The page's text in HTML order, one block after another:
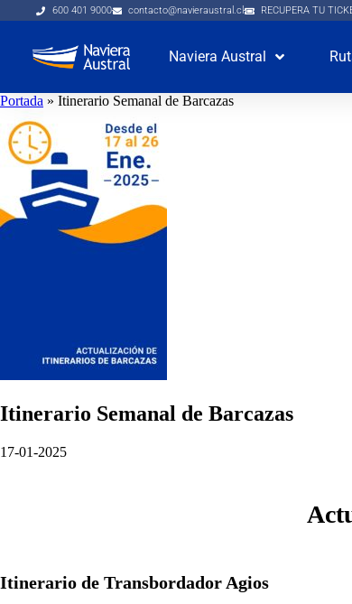
600 401 9000 contacto@navieraustral.cl RECUPERA TU
Naviera Austral
Portada » Itinerario Semanal de Barcazas
Itinerario Semanal de Barcazas
17-01-2025
Itinerario de Transbordador Agios